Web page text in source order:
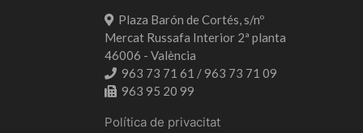
Plaza Barón de Cortés, s/nº
Mercat Russafa Interior 2ª planta
46006 - València
963 73 71 61 / 963 73 71 09
963 95 20 99
Política de privacitat